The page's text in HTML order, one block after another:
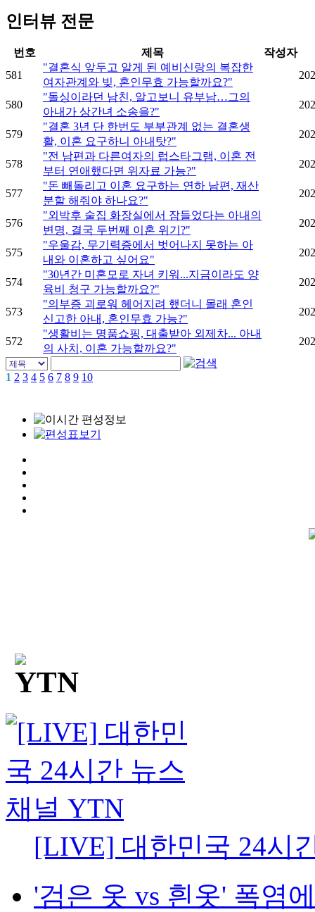
인터뷰 전문
번호 제목
작성자
581
"결혼식 앞두고 알게 된 예비신랑의 복잡한
여자관계와 빚, 혼인무효 가능할까요?"
580
"돌싱이라던 남친, 알고보니 유부남…그의
아내가 상간녀 소송을?"
579
"결혼 3년 단 한번도 부부관계 없는 결혼생
활, 이혼 요구하니 아내탓?"
578
"전 남편과 다른여자의 럽스타그램, 이혼 전
부터 연애했다면 위자료 가능?"
577
"돈 빼돌리고 이혼 요구하는 연하 남편, 재산
분할 해줘야 하나요?"
576
"외박후 술집 화장실에서 잠들었다는 아내의
변명, 결국 두번째 이혼 위기?"
575
"우울감, 무기력증에서 벗어나지 못하는 아
내와 이혼하고 싶어요"
574
"30년간 미혼모로 자녀 키워...지금이라도 양
육비 청구 가능할까요?"
573
"의부증 괴로워 헤어지려 했더니 몰래 혼인
신고한 아내, 혼인무효 가능?"
572
"생활비는 명품쇼핑, 대출받아 외제차... 아내
의 사치, 이혼 가능할까요?"
1 2 3 4 5 6 7 8 9 10
[LIVE] 대한민국 24시
'검은 옷 vs 흰옷' 폭염